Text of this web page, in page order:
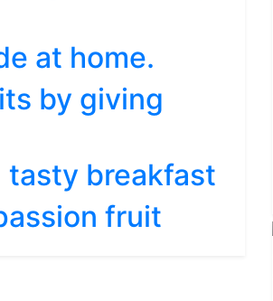
at home.
by giving
tasty breakfast
fruit